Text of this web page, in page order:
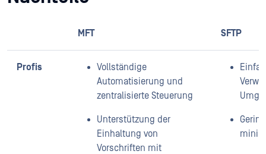
MFT SFTP
Profis
Vollständige
Automatisierung und
zentralisierte Steuerung
Unterstützung der
Einhaltung von
Vorschriften mit